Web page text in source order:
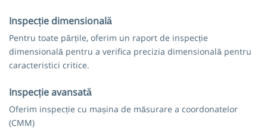
Inspecție dimensională
Pentru toate părțile, oferim un raport de inspecție
dimensională pentru a verifica precizia dimensională pentru
caracteristici critice.
Inspecție avansată
Oferim inspecție cu mașina de măsurare a coordonatelor
(CMM)